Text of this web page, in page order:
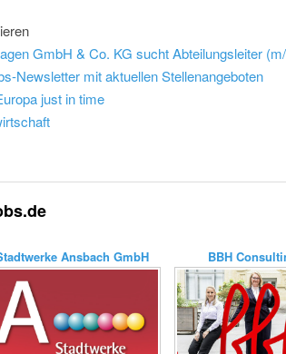
GmbH & Co. KG sucht Abteilungsleiter
Newsletter mit aktuellen Stellenangeboten
just in time
Ansbach GmbH BBH